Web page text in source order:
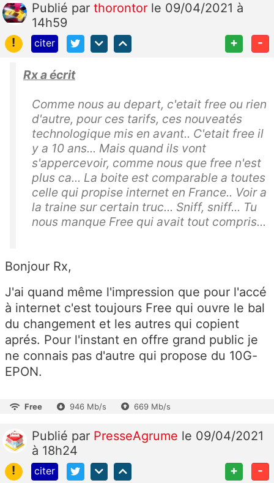
Publié par thorontor le 09/04/2021 à
14h59
!
citer + -
Rx a écrit
Comme nous au depart, c'etait free ou rien
d'autre, pour ces tarifs, ces nouveatés
technologique mis en avant.. C'etait free il
y a 10 ans... Mais quand ils vont
s'appercevoir, comme nous que free n'est
plus ca... La boite est comparable a toutes
celle qui propise internet en France.. Voir a
la traine sur certain truc... Sniff, sniff... Tu
nous manque Free qui avait tout compris...
Bonjour Rx,
J'ai quand même l'impression que pour l'accé
à internet c'est toujours Free qui ouvre le bal
du changement et les autres qui copient
aprés. Pour l'instant en offre grand public je
ne connais pas d'autre qui propose du 10G-
EPON.
Free 946 Mb/s 669 Mb/s
Publié par PresseAgrume le 09/04/2021
à 18h24
!
citer + -